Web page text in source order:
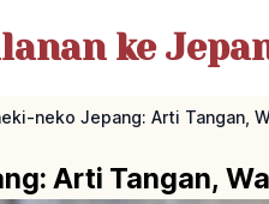
ke
neko Jepang: Arti Tangan,
Arti Tangan,